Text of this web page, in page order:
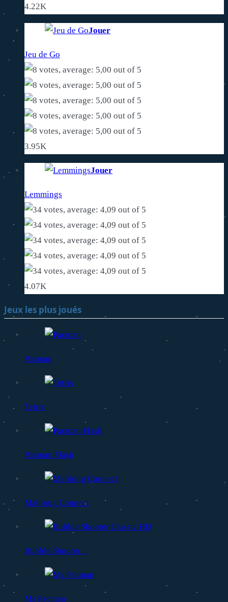
4.22K
Jouer
Jeu de Go
3.95K
Jouer
Lemmings
4.07K
Jeux les plus joués
Pacman
Tetris
Pacman Flash
Mahjong Connect
Bubble Shooter ..
Ms Pacman